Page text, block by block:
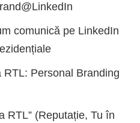
comunică pe LinkedIn
Personal Branding
RTL” (Reputație, Tu în